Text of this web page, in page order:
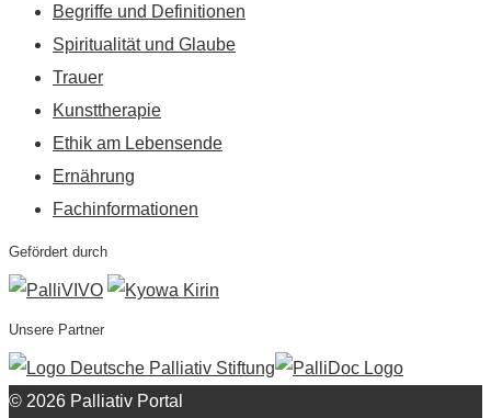
Begriffe und Definitionen
Spiritualität und Glaube
Trauer
Kunsttherapie
Ethik am Lebensende
Ernährung
Fachinformationen
Gefördert durch
Unsere Partner
© 2026 Palliativ Portal